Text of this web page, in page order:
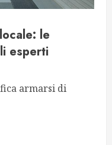
le
esperti
armarsi di